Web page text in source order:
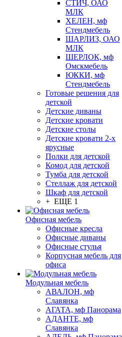
СТИЧ, ОАО
МЛК
ХЕЛЕН, мф
Стендмебель
ШАРЛИЗ, ОАО
МЛК
ШЕРЛОК, мф
Омскмебель
ЮККИ, мф
Стендмебель
Готовые решения для
детской
Детские диваны
Детские кровати
Детские столы
Детские кровати 2-х
ярусные
Полки для детской
Комод для детской
Тумба для детской
Стеллаж для детской
Шкаф для детской
+ ЕЩЕ 1
Офисная мебель
Офисные кресла
Офисные диваны
Офисные стулья
Корпусная мебель для
офиса
Модульная мебель
АВАЛОН, мф
Славянка
АГАТА, мф Панорама
АДАНТЕ, мф
Славянка